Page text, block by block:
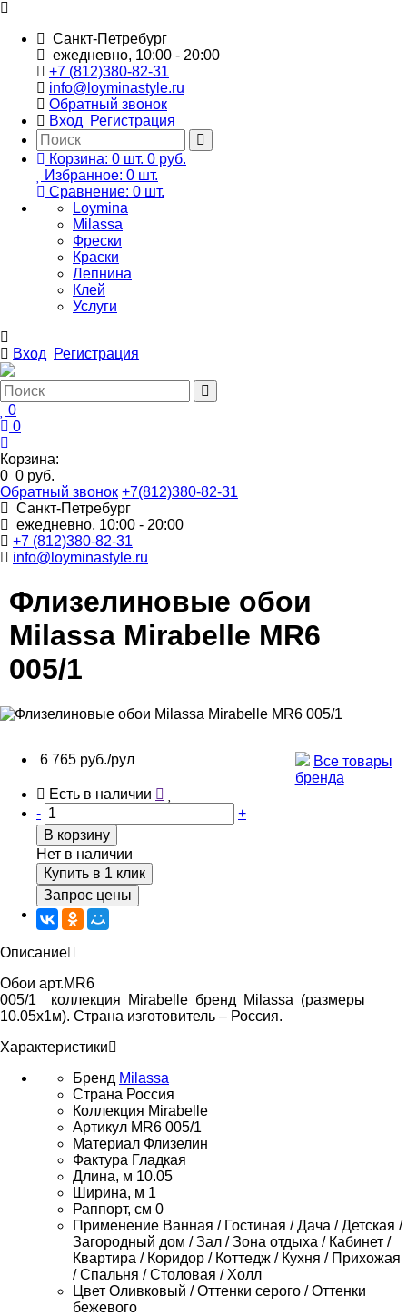
Санкт-Петребург
ежедневно, 10:00 - 20:00
+7 (812)380-82-31
info@loyminastyle.ru
Обратный звонок
Вход
Регистрация
Корзина: 0 шт. 0 руб.
Избранное: 0 шт.
Сравнение: 0 шт.
Loymina
Milassa
Фрески
Краски
Лепнина
Клей
Услуги
Вход Регистрация
0
0
Корзина:
0 0 руб.
Обратный звонок +7(812)380-82-31
Санкт-Петребург
ежедневно, 10:00 - 20:00
+7 (812)380-82-31
info@loyminastyle.ru
Флизелиновые обои
Milassa Mirabelle MR6
005/1
6 765 руб./рул
Все товары
бренда
Есть в наличии
-
+
В корзину
Нет в наличии
Купить в 1 клик
Запрос цены
Описание
Обои арт.MR6
005/1 коллекция Mirabelle бренд Milassa (размеры
10.05х1м). Страна изготовитель – Россия.
Характеристики
Бренд Milassa
Страна Россия
Коллекция Mirabelle
Артикул MR6 005/1
Материал Флизелин
Фактура Гладкая
Длина, м 10.05
Ширина, м 1
Раппорт, см 0
Применение Ванная / Гостиная / Дача / Детская /
Загородный дом / Зал / Зона отдыха / Кабинет /
Квартира / Коридор / Коттедж / Кухня / Прихожая
/ Спальня / Столовая / Холл
Цвет Оливковый / Оттенки серого / Оттенки
бежевого